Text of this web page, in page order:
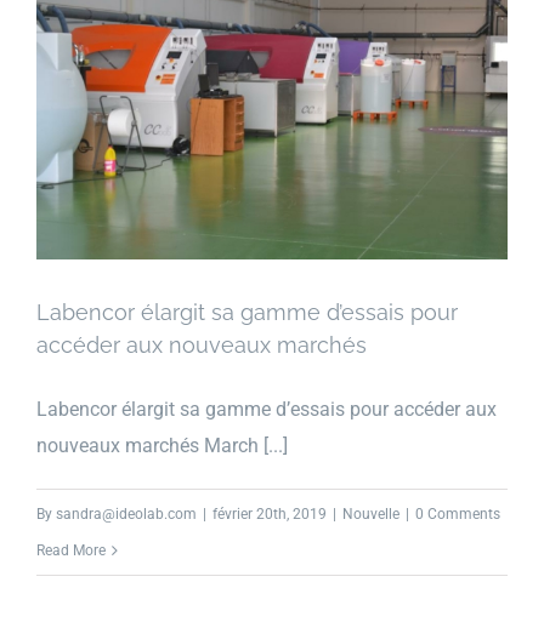
accéder aux nouveaux marchés
Labencor élargit sa gamme d’essais pour
accéder aux nouveaux marchés
Labencor élargit sa gamme d’essais pour accéder aux
nouveaux marchés March [...]
By sandra@ideolab.com février 20th, 2019 Nouvelle 0 Comments
Read More